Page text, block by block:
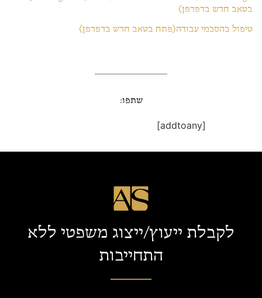
בטאב חדש בדפדפן)
טיפול בהסכמי עבודה(פתח בטאב חדש בדפדפן)
שתפו:
[addtoany]
לקבלת ייעוץ/ייצוג משפטי ללא
התחייבות